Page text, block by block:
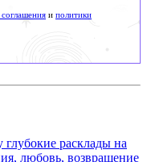
соглашения и политики
расклады на
любовь, возвращение